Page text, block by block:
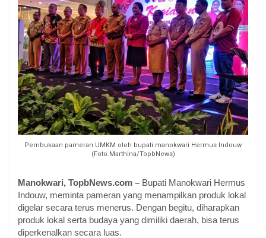
Pembukaan pameran UMKM oleh bupati manokwari Hermus Indouw
(Foto.Marthina/TopbNews)
Manokwari, TopbNews.com – Bupati Manokwari Hermus
Indouw, meminta pameran yang menampilkan produk lokal
digelar secara terus menerus. Dengan begitu, diharapkan
produk lokal serta budaya yang dimiliki daerah, bisa terus
diperkenalkan secara luas.